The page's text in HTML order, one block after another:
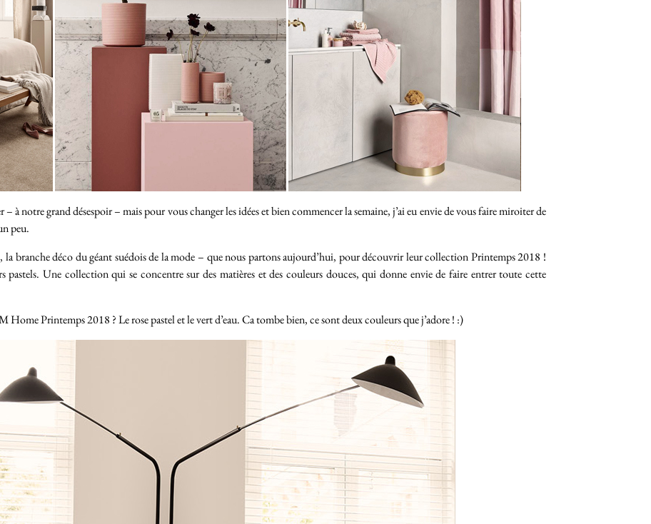
à notre grand désespoir – mais pour vous changer les idées et bien commencer la semaine, j’ai eu envie de vous faire miroiter de
peu.
branche déco du géant suédois de la mode – que nous partons aujourd’hui, pour découvrir leur collection Printemps 2018 !
pastels. Une collection qui se concentre sur des matières et des couleurs douces, qui donne envie de faire entrer toute cette
Printemps 2018 ? Le rose pastel et le vert d’eau. Ca tombe bien, ce sont deux couleurs que j’adore ! :)